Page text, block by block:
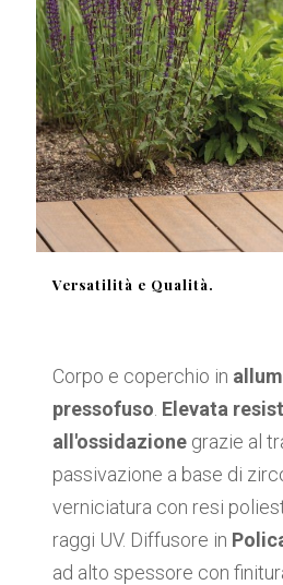
Versatilità e Qualità.
Corpo e coperchio in
pressofuso Elevata
all'ossidazione grazie al
passivazione a base di
verniciatura con resi
raggi UV. Diffusore in
ad alto spessore con